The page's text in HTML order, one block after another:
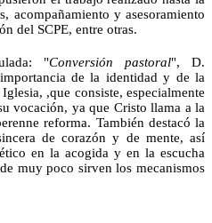
acompañamiento y asesoramiento
del SCPE, entre otras.
"Conversión pastoral", D.
de la identidad y de la
,que consiste, especialmente
vocación, ya que Cristo llama a la
reforma. También destacó la
de corazón y de mente, así
en la acogida y en la escucha
muy poco sirven los mecanismos